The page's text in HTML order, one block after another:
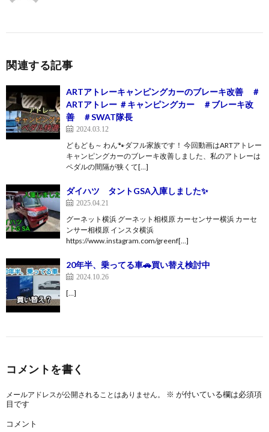
関連する記事
ARTアトレーキャンピングカーのブレーキ改善 ＃
ARTアトレー ＃キャンピングカー ＃ブレーキ改
善 ＃SWAT隊長
2024.03.12
どもども～ わん🐾ダフル家族です！ 今回動画はARTアトレー
キャンピングカーのブレーキ改善しました、私のアトレーは
ペダルの間隔が狭くて[…]
ダイハツ タントGSA入庫しました✨
2025.04.21
グーネット横浜 グーネット相模原 カーセンサー横浜 カーセ
ンサー相模原 インスタ横浜
https://www.instagram.com/greenf[…]
20年半、乗ってる車🚗買い替え検討中
2024.10.26
[…]
コメントを書く
メールアドレスが公開されることはありません。 ※ が付いている欄は必須項
目です
コメント